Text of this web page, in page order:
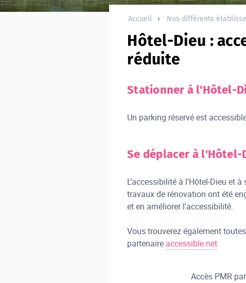
Accueil Nos différents
Hôtel-Dieu :
réduite
Stationner à l'Hôtel-
Un parking réservé est
Se déplacer à
L’accessibilité à l'Hôtel-Dieu et
travaux de rénovation ont été
et en améliorer l'accessibilité.
Vous trouverez également
partenaire accessible.net.
Accès PMR